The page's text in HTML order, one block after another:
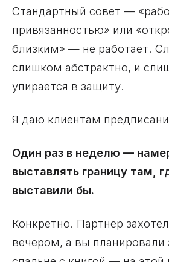
Стандартный совет —
привязанностью» или
близким» — не работает.
слишком абстрактно, и
упирается в защиту.
Я даю клиентам
Один раз в неделю —
выставлять границу там,
выставили бы.
Конкретно. Партнёр
вечером, а вы планировали